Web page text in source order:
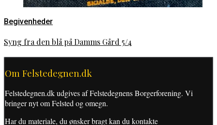
Begivenheder
Syng fra den blå på Damms Gård 5/4
Om Felstedegnen.dk
Felstedegnen.dk udgives af Felstedegnens Borgerforening. Vi
bringer nyt om Felsted og omegn.
Har du materiale, du ønsker bragt kan du kontakte